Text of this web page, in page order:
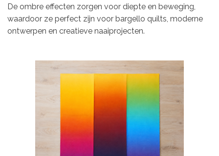
De ombre effecten zorgen voor diepte en beweging,
waardoor ze perfect zijn voor bargello quilts, moderne
ontwerpen en creatieve naaiprojecten.